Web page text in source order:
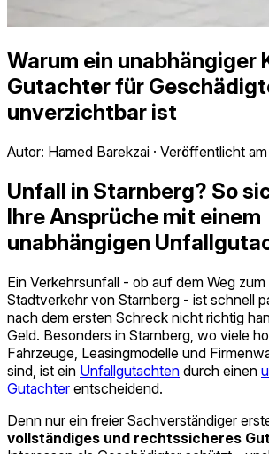
Warum ein unabhängiger
Gutachter für
unverzichtbar ist
Autor: Hamed Barekzai · Veröffentlicht am
Unfall in Starnberg? So
Ihre Ansprüche mit einem
unabhängigen
Ein Verkehrsunfall - ob auf dem Weg
Stadtverkehr von Starnberg - ist schnell
nach dem ersten Schreck nicht richtig
Geld. Besonders in Starnberg, wo viele
Fahrzeuge, Leasingmodelle und
sind, ist ein Unfallgutachten durch einen
Gutachter entscheidend.
Denn nur ein freier Sachverständiger
vollständiges und rechtssicheres